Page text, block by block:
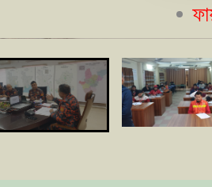
ফায়ার